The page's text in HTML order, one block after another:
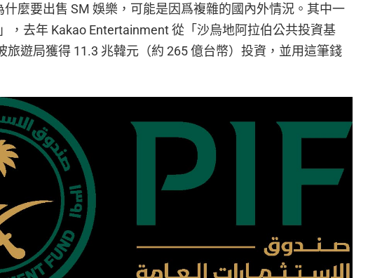
什麼要出售 SM 娛樂，可能是因爲複雜的國內外情況。其中一
，去年 Kakao Entertainment 從「沙烏地阿拉伯公共投資基
旅遊局獲得 11.3 兆韓元（約 265 億台幣）投資，並用這筆錢